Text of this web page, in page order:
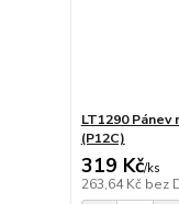
LT1290 Pánev
(P12C)
319 Kč/ks
263,64 Kč bez